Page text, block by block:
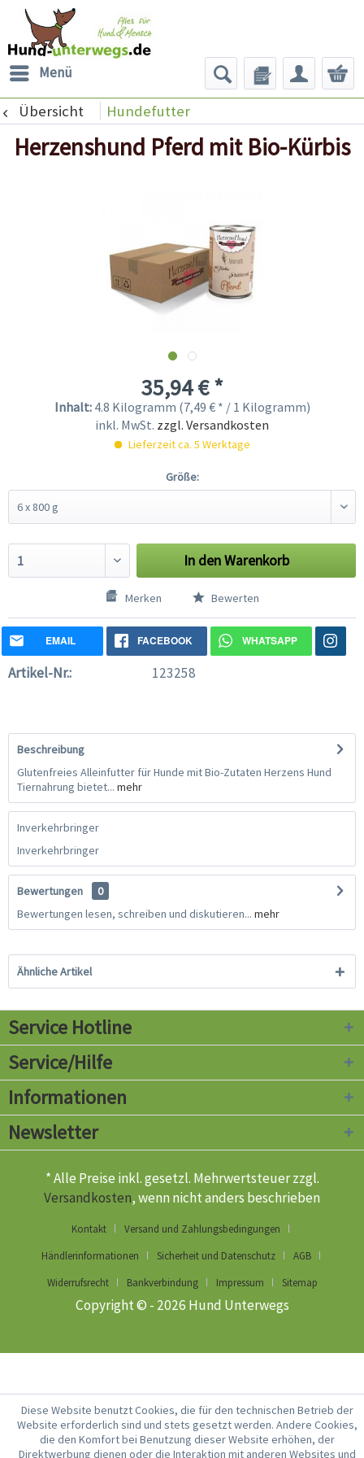
Menü
Übersicht Hundefutter
Herzenshund Pferd mit Bio-Kürbis
35,94 € *
Inhalt: 4.8 Kilogramm (7,49 € * / 1 Kilogramm)
inkl. MwSt. zzgl. Versandkosten
Lieferzeit ca. 5 Werktage
Größe:
In denWarenkorb
Merken Bewerten
EMAIL FACEBOOK WHATSAPP
Artikel-Nr.: 123258
Beschreibung
Glutenfreies Alleinfutter für Hunde mit Bio-Zutaten Herzens Hund
Tiernahrung bietet... mehr
Inverkehrbringer
Inverkehrbringer
Bewertungen
0
Bewertungen lesen, schreiben und diskutieren... mehr
Ähnliche Artikel
Service Hotline
Service/Hilfe
Informationen
Newsletter
* Alle Preise inkl. gesetzl. Mehrwertsteuer zzgl.
Versandkosten, wenn nicht anders beschrieben
Kontakt
Versand und Zahlungsbedingungen
Händlerinformationen
Sicherheit und Datenschutz
AGB
Widerrufsrecht
Bankverbindung Impressum Sitemap
Copyright © - 2026 Hund Unterwegs
Diese Website benutzt Cookies, die für den technischen Betrieb der
Website erforderlich sind und stets gesetzt werden. Andere Cookies,
die den Komfort bei Benutzung dieser Website erhöhen, der
Direktwerbung dienen oder die Interaktion mit anderen Websites und